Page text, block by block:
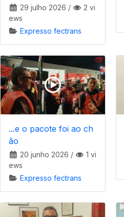
29 julho 2026 /
2 vi
ews
Expresso fectrans
...e o pacote foi ao ch
ão
20 junho 2026 /
1 vi
ews
Expresso fectrans